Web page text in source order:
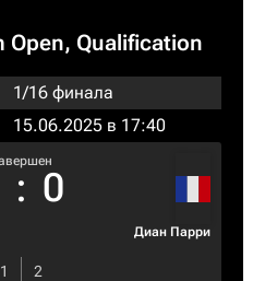
Qualification
1/16 финала
15.06.2025 в 17:40
: 0
Диан Парри
1
2